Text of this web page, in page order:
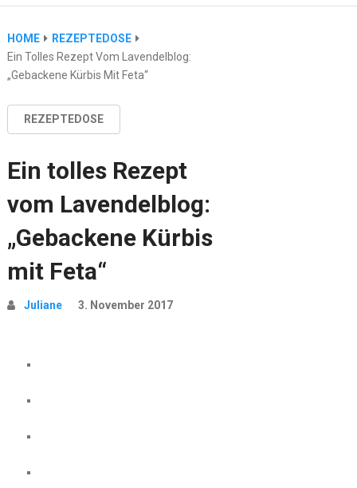
HOME
REZEPTEDOSE
Ein Tolles Rezept Vom Lavendelblog:
„Gebackene Kürbis Mit Feta“
REZEPTEDOSE
Ein tolles Rezept
vom Lavendelblog:
„Gebackene Kürbis
mit Feta“
Juliane 3. November 2017